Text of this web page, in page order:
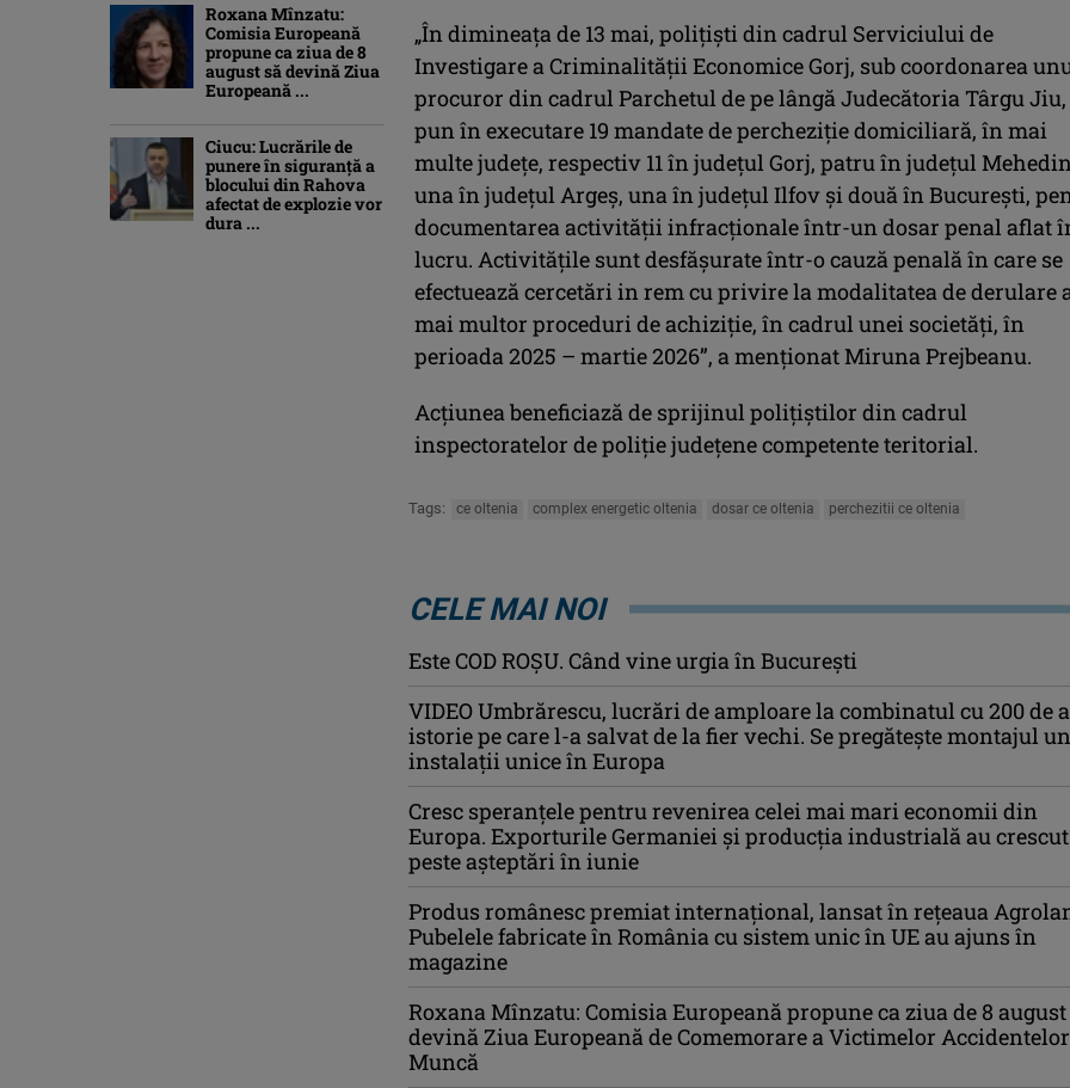
„În dimineaţa de 13 mai, poliţişti din cadrul Serviciului de
Investigare a Criminalităţii Economice Gorj, sub coordonarea
procuror din cadrul Parchetul de pe lângă Judecătoria Târgu Jiu,
pun în executare 19 mandate de percheziţie domiciliară, în mai
multe judeţe, respectiv 11 în judeţul Gorj, patru în judeţul
una în judeţul Argeş, una în judeţul Ilfov şi două în Bucureşti,
documentarea activităţii infracţionale într-un dosar penal aflat
lucru. Activităţile sunt desfăşurate într-o cauză penală în care se
efectuează cercetări in rem cu privire la modalitatea de derulare
mai multor proceduri de achiziţie, în cadrul unei societăţi, în
perioada 2025 – martie 2026”, a menţionat Miruna Prejbeanu.
Acţiunea beneficiază de sprijinul poliţiştilor din cadrul
inspectoratelor de poliţie judeţene competente teritorial.
Tags: ce oltenia complex energetic oltenia dosar ce oltenia perchezitii ce oltenia
CELE MAI NOI
Este COD ROŞU. Când vine urgia în Bucureşti
VIDEO Umbrărescu, lucrări de amploare la combinatul cu 200 de
istorie pe care l-a salvat de la fier vechi. Se pregătește montajul
instalații unice în Europa
Cresc speranțele pentru revenirea celei mai mari economii din
Europa. Exporturile Germaniei și producția industrială au crescut
peste așteptări în iunie
Produs românesc premiat internațional, lansat în rețeaua
Pubelele fabricate în România cu sistem unic în UE au ajuns în
magazine
Roxana Mînzatu: Comisia Europeană propune ca ziua de 8 august
devină Ziua Europeană de Comemorare a Victimelor
Muncă
Roxana Mînzatu:
Comisia Europeană
propune ca ziua de 8
august să devină Ziua
Europeană ...
Ciucu: Lucrările de
punere în siguranță a
blocului din Rahova
afectat de explozie vor
dura ...